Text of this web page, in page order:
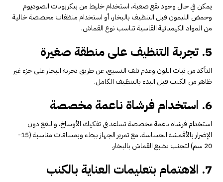
يمكن في حال وجود بقع صعبة، استخدام خليط من بيكربونات الصوديوم
وحمض الليمون قبل التنظيف بالبخار، أو استخدام منظفات مخصصة خالية
من المواد الكيميائية القاسية تناسب نوع القماش.
5. تجربة التنظيف على منطقة صغيرة
التأكد من ثبات اللون وعدم تلف النسيج، عن طريق تجربة البخار على جزء غير
ظاهر من الكنب قبل البدء بالتنظيف الكامل.
6. استخدام فرشاة ناعمة مخصصة
استخدام فرشاة ناعمة مخصصة تساعد في تفكيك الأوساخ، والبقع دون
الإضرار بالأقمشة الحساسة، مع تمرير الجهاز ببطء وبمسافات مناسبة (15-
20 سم) لتجنب تشبع القماش بالبخار.
7. الاهتمام بتعليمات العناية بالكنب